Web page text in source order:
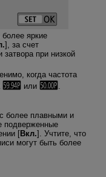
яркие
], за счет
при низкой
когда частота
или
более плавными и
подверженные
[Вкл.]. Учтите, что
могут быть более